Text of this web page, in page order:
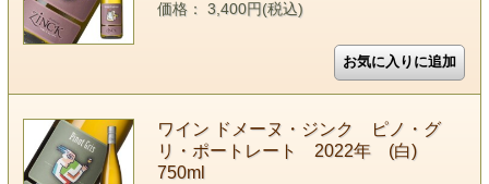
価格： 3,400円(税込)
ワイン ドメーヌ・ジンク ピノ・グ
リ・ポートレート 2022年 (白)
750ml